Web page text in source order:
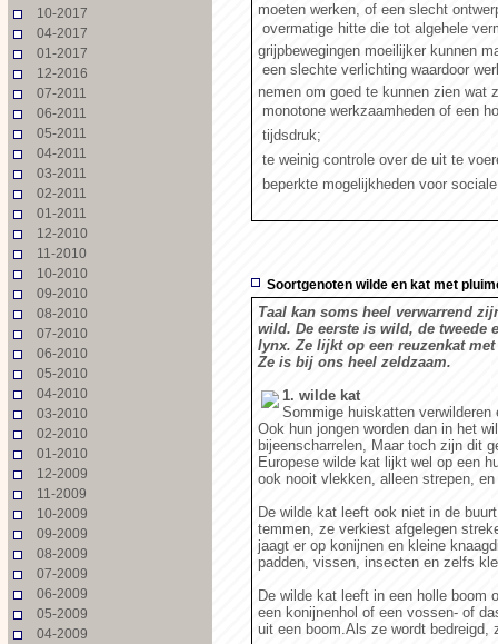
10-2017
04-2017
01-2017
12-2016
07-2011
06-2011
05-2011
04-2011
03-2011
02-2011
01-2011
12-2010
11-2010
10-2010
09-2010
08-2010
07-2010
06-2010
05-2010
04-2010
03-2010
02-2010
01-2010
12-2009
11-2009
10-2009
09-2009
08-2009
07-2009
06-2009
05-2009
04-2009
moeten werken, of een slecht
 overmatige hitte die tot algehele
grijpbewegingen moeilijker kunnen
 een slechte verlichting waardoor
nemen om goed te kunnen zien wat
 monotone werkzaamheden of een
 tijdsdruk;
 te weinig controle over de uit te
 beperkte mogelijkheden voor
Soortgenoten wilde en kat met
Taal kan soms heel verwarrend
wild. De eerste is wild, de tweede
lynx. Ze lijkt op een reuzenkat
Ze is bij ons heel zeldzaam.
1. wilde kat
Sommige huiskatten verwilderen
Ook hun jongen worden dan in het
bijeenscharrelen, Maar toch zijn dit
Europese wilde kat lijkt wel op een
ook nooit vlekken, alleen strepen,
De wilde kat leeft ook niet in de
temmen, ze verkiest afgelegen
jaagt er op konijnen en kleine
padden, vissen, insecten en zelfs
De wilde kat leeft in een holle boom
een konijnenhol of een vossen- of
uit een boom.Als ze wordt